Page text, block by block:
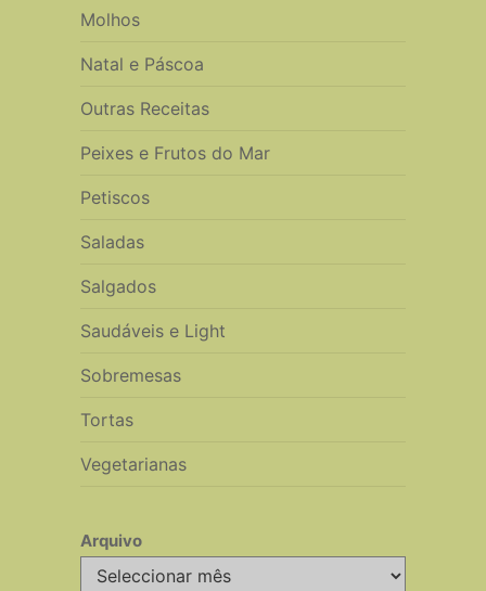
Molhos
Natal e Páscoa
Outras Receitas
Peixes e Frutos do Mar
Petiscos
Saladas
Salgados
Saudáveis e Light
Sobremesas
Tortas
Vegetarianas
Arquivo
Arquivo